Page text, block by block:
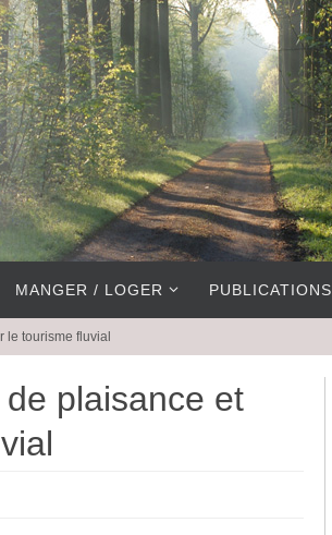
MANGER / LOGER PUBLICATIONS
le tourisme fluvial
plaisance et